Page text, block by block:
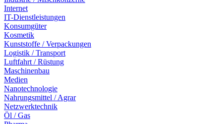
Internet
IT-Dienstleistungen
Konsumgüter
Kosmetik
Kunststoffe / Verpackungen
Logistik / Transport
Luftfahrt / Rüstung
Maschinenbau
Medien
Nanotechnologie
Nahrungsmittel / Agrar
Netzwerktechnik
Öl / Gas